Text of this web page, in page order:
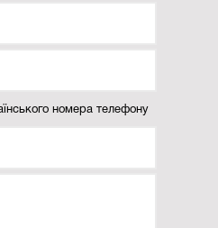
номера телефону